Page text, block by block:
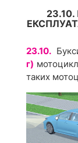
23.10.
г)
таких